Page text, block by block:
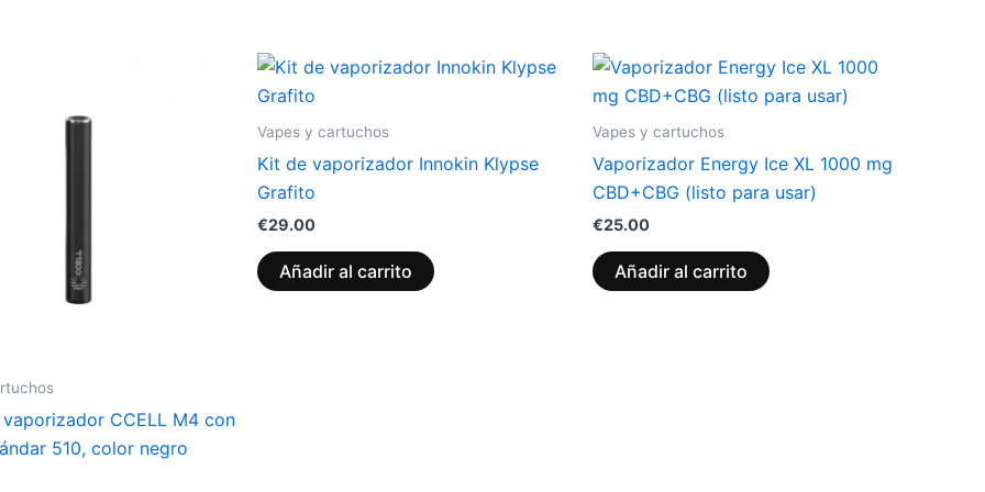
CCELL M4 con
510, color negro
Vapes y cartuchos
Kit de vaporizador Innokin Klypse
Grafito
€29.00
Añadir al carrito
Vapes y cartuchos
Vaporizador Energy Ice XL 1000 mg
CBD+CBG (listo para usar)
€25.00
Añadir al carrito